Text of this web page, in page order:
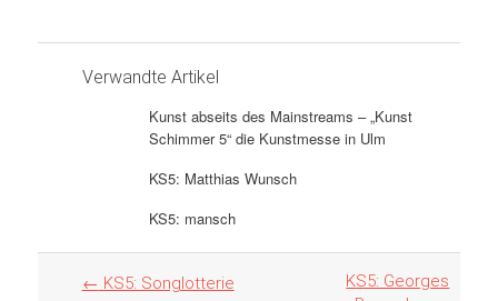
Verwandte Artikel
Kunst abseits des Mainstreams – „Kunst
Schimmer 5“ die Kunstmesse in Ulm
KS5: Matthias Wunsch
KS5: mansch
Artikel
← KS5: Songlotterie
KS5: Georges